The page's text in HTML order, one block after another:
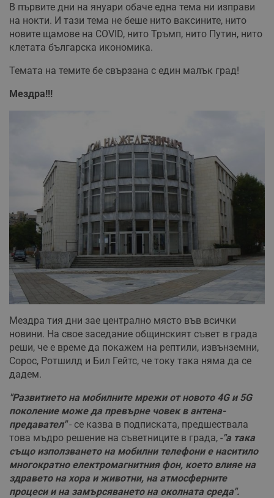
В първите дни на януари обаче една тема ни изправи
на нокти. И тази тема не беше нито ваксините, нито
новите щамове на COVID, нито Тръмп, нито Путин, нито
клетата българска икономика.
Темата на темите бе свързана с един малък град!
Мездра!!!
Мездра тия дни зае централно място във всички
новини. На свое заседание общинският съвет в града
реши, че е време да покажем на рептили, извънземни,
Сорос, Ротшилд и Бил Гейтс, че току така няма да се
дадем.
"Развитието на мобилните мрежи от новото 4G и 5G
поколение може да превърне човек в антена-
предавател"- се казва в подписката, предшествала
това мъдро решение на съветниците в града, -"а така
също използването на мобилни телефони е наситило
многократно електромагнитния фон, което влияе на
здравето на хора и животни, на атмосферните
процеси и на замърсяването на околната среда".